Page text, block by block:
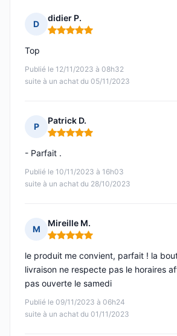
D
didier P.
Note : 5 sur 5
Publié le 12/11/2023 à 08h32
suite à un achat du 05/11/2023
Top
P
Patrick D.
Note : 5 sur 5
Publié le 10/11/2023 à 16h03
suite à un achat du 28/10/2023
- Parfait .
M
Mireille M.
Note : 5 sur 5
Publié le 09/11/2023 à 06h24
suite à un achat du 01/11/2023
le produit me convient, parfait ! la
livraison ne respecte pas le horaires
pas ouverte le samedi